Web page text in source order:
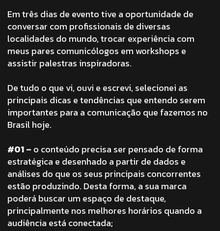
Em três dias de evento tive a oportunidade de
conversar com profissionais de diversas
localidades do mundo, trocar experiência com
meus pares comunicólogos em workshops e
assistir palestras inspiradoras.
De tudo o que vi, ouvi e escrevi, selecionei as
principais dicas e tendências que entendo serem
importantes para a comunicação que fazemos no
Brasil hoje.
#01 – o conteúdo precisa ser pensado de forma
estratégica e desenhado a partir de dados e
análises do que os seus principais concorrentes
estão produzindo. Desta forma, a sua marca
poderá buscar um espaço de destaque,
principalmente nos melhores horários quando a
audiência está conectada;